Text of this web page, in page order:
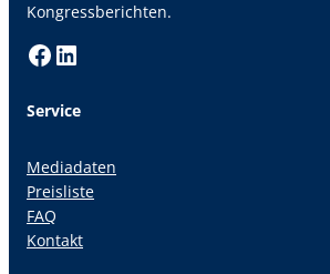
Kongressberichten.
Facebook LinkedIn
Service
Mediadaten
Preisliste
FAQ
Kontakt